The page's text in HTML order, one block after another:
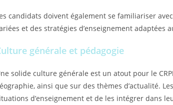
candidats doivent également se familiariser
et des stratégies d’enseignement adaptées
générale et pédagogie
solide culture générale est un atout pour le
ainsi que sur des thèmes d’actualité.
d’enseignement et de les intégrer dans